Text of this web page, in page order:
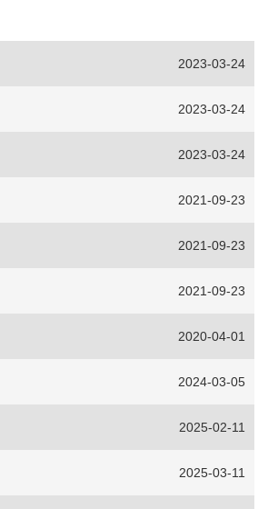
2023-03-24
2023-03-24
2023-03-24
2021-09-23
2021-09-23
2021-09-23
2020-04-01
2024-03-05
2025-02-11
2025-03-11